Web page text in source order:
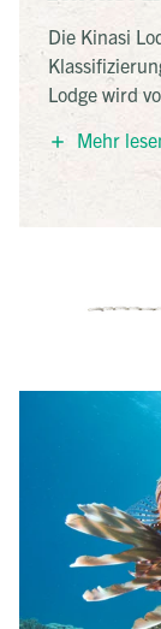
Die Kinasi
Lodge wird
großen
direkt am
kühl durch
Die Zimmer
Mehr